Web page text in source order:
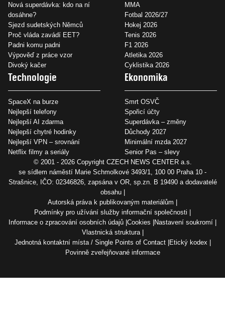
Nová superdávka: kdo na ní
dosáhne?
Sjezd sudetských Němců
Proč vláda zavádí EET?
Padni komu padni
Výpověď z práce vzor
Divoký kačer
MMA
Fotbal 2026/27
Hokej 2026
Tenis 2026
F1 2026
Atletika 2026
Cyklistika 2026
Technologie
SpaceX na burze
Nejlepší telefony
Nejlepší AI zdarma
Nejlepší chytré hodinky
Nejlepší VPN – srovnání
Netflix filmy a seriály
Ekonomika
Smrt OSVČ
Spořicí účty
Superdávka – změny
Důchody 2027
Minimální mzda 2027
Senior Pas – slevy
© 2001 - 2026 Copyright CZECH NEWS CENTER a.s.
se sídlem náměstí Marie Schmolkové 3493/1, 100 00 Praha 10 -
Strašnice, IČO: 02346826, zapsána v OR, sp.zn. B 19490 a dodavatelé
obsahu
Autorská práva k publikovaným materiálům
Podmínky pro užívání služby informační společnosti
Informace o zpracování osobních údajů Cookies Nastavení soukromí
Vlastnická struktura
Jednotná kontaktní místa / Single Points of Contact Etický kodex
Povinně zveřejňované informace